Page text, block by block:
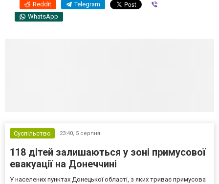
Reddit Telegram
WhatsApp
Суспільство 23:40, 5 серпня
118 дітей залишаються у зоні примусової
евакуації на Донеччині
У населених пунктах Донецької області, з яких триває примусова